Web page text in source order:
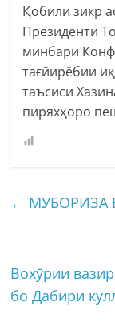
Қобили зикр
Президенти
минбари
тағйирёбии
таъсиси
пиряхҳоро
← МУБОРИЗА
Вохӯрии
бо Дабири